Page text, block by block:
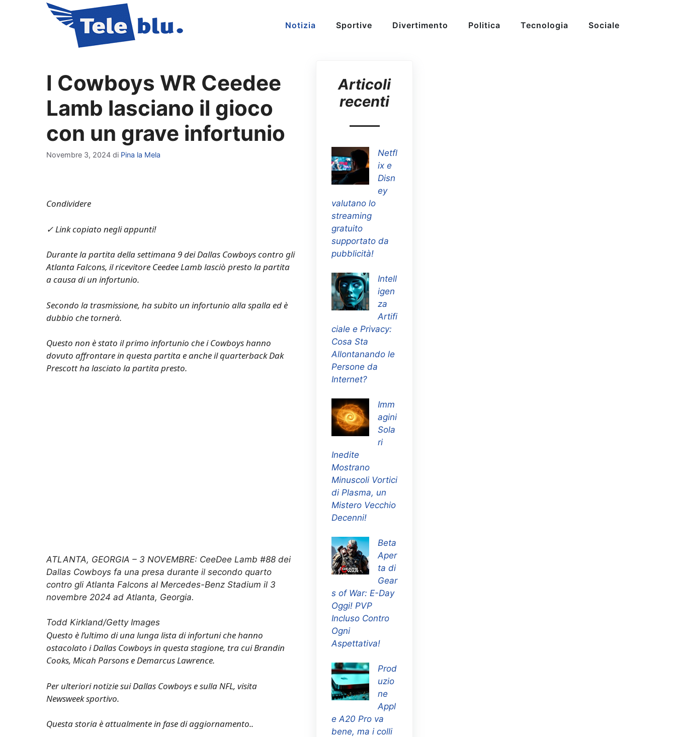
Notizia Sportive Divertimento Politica Tecnologia Sociale
I Cowboys WR Ceedee
Lamb lasciano il gioco
con un grave infortunio
Novembre 3, 2024 di Pina la Mela
Condividere
✓ Link copiato negli appunti!
Durante la partita della settimana 9 dei Dallas Cowboys contro gli
Atlanta Falcons, il ricevitore Ceedee Lamb lasciò presto la partita
a causa di un infortunio.
Secondo la trasmissione, ha subito un infortunio alla spalla ed è
dubbio che tornerà.
Questo non è stato il primo infortunio che i Cowboys hanno
dovuto affrontare in questa partita e anche il quarterback Dak
Prescott ha lasciato la partita presto.
ATLANTA, GEORGIA – 3 NOVEMBRE: CeeDee Lamb #88 dei
Dallas Cowboys fa una presa durante il secondo quarto
contro gli Atlanta Falcons al Mercedes-Benz Stadium il 3
novembre 2024 ad Atlanta, Georgia.
Todd Kirkland/Getty Images
Questo è l’ultimo di una lunga lista di infortuni che hanno
ostacolato i Dallas Cowboys in questa stagione, tra cui Brandin
Cooks, Micah Parsons e Demarcus Lawrence.
Per ulteriori notizie sui Dallas Cowboys e sulla NFL, visita
Newsweek sportivo.
Questa storia è attualmente in fase di aggiornamento..
Articoli
recenti
Netfl
ix e
Disn
ey
valutano lo
streaming
gratuito
supportato da
pubblicità!
Intell
igen
za
Artifi
ciale e Privacy:
Cosa Sta
Allontanando le
Persone da
Internet?
Imm
agini
Sola
ri
Inedite
Mostrano
Minuscoli Vortici
di Plasma, un
Mistero Vecchio
Decenni!
Beta
Aper
ta di
Gear
s of War: E-Day
Oggi! PVP
Incluso Contro
Ogni
Aspettativa!
Prod
uzio
ne
Appl
e A20 Pro va
bene, ma i colli